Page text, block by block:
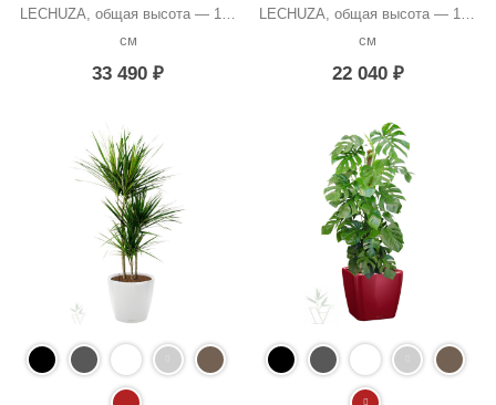
LECHUZA, общая высота — 160
см
33 490₽
LECHUZA, общая высота — 100
см
22 040 ₽